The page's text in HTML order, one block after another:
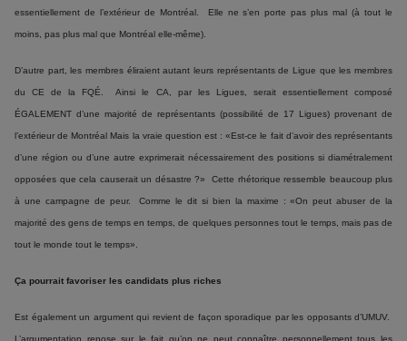
essentiellement de l’extérieur de Montréal. Elle ne s’en porte pas plus mal (à tout le
moins, pas plus mal que Montréal elle-même).
D’autre part, les membres éliraient autant leurs représentants de Ligue que les membres
du CE de la FQÉ. Ainsi le CA, par les Ligues, serait essentiellement composé
ÉGALEMENT d’une majorité de représentants (possibilité de 17 Ligues) provenant de
l’extérieur de Montréal Mais la vraie question est : «Est-ce le fait d’avoir des représentants
d’une région ou d’une autre exprimerait nécessairement des positions si diamétralement
opposées que cela causerait un désastre ?» Cette rhétorique ressemble beaucoup plus
à une campagne de peur. Comme le dit si bien la maxime : «On peut abuser de la
majorité des gens de temps en temps, de quelques personnes tout le temps, mais pas de
tout le monde tout le temps».
Ça pourrait favoriser les candidats plus riches
Est également un argument qui revient de façon sporadique par les opposants d’UMUV.